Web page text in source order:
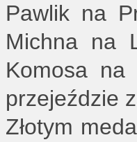
Pawlik na
Michna na
Komosa na
przejeździe
Złotym